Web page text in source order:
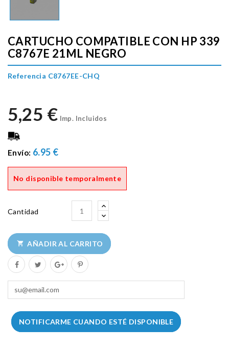
CARTUCHO COMPATIBLE CON HP 339
C8767E 21ML NEGRO
Referencia C8767EE-CHQ
5,25 € Imp. Incluidos
Envío: 6.95 €
No disponible temporalmente
Cantidad
 AÑADIR AL CARRITO
NOTIFICARME CUANDO ESTÉ DISPONIBLE